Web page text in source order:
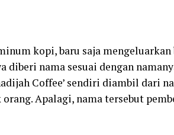
kopi, baru saja
nama sesuai dengan
Coffee’ sendiri diambil dari
Apalagi, nama tersebut